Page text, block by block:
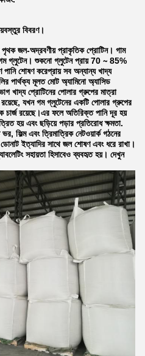
বিবরণ।
জল-অদ্রবণীয় প্রাকৃতিক প্রোটিন। গাম
গম গ্লুটেন। শুকনো গ্লুটেন প্রায় 70 ∼ 85%
শোষণ করেপ্রায় সব অন্যান্য খাদ্য
পার্থক্য মূলত মোট অ্যামিনো অ্যাসিড
খাদ্য প্রোটিনের পোলার গ্রুপের মাত্রা
যখন গম গ্লুটেনের একটি পোলার গ্রুপের
চার্জ রয়েছে।এর ফলে অতিরিক্ত পানি দূর হয়
হয় এবং ছড়িয়ে পড়ার প্রতিরোধ ক্ষমতা.
ফিল্ম এবং ত্রিমাত্রিক নেটওয়ার্ক গঠনের
ইত্যাদির সাথে জল শোষণ এবং ধরে রাখা।
সহায়তা হিসাবেও ব্যবহৃত হয়। দেখুন